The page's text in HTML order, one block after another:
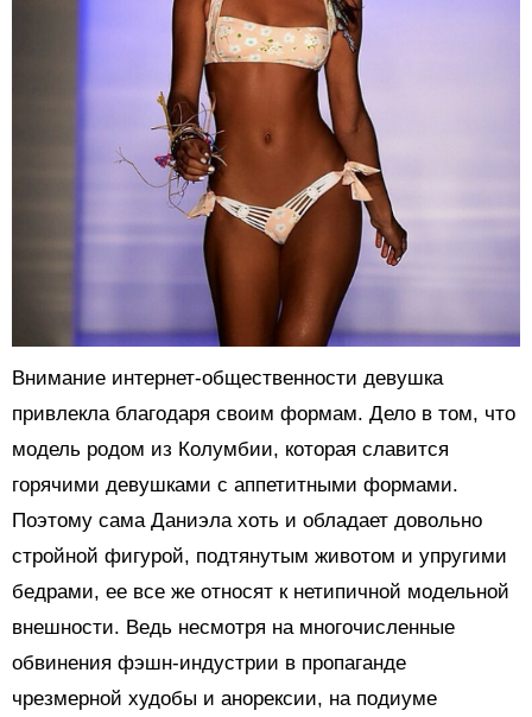
Внимание интернет-общественности девушка
привлекла благодаря своим формам. Дело в том, что
модель родом из Колумбии, которая славится
горячими девушками с аппетитными формами.
Поэтому сама Даниэла хоть и обладает довольно
стройной фигурой, подтянутым животом и упругими
бедрами, ее все же относят к нетипичной модельной
внешности. Ведь несмотря на многочисленные
обвинения фэшн-индустрии в пропаганде
чрезмерной худобы и анорексии, на подиуме